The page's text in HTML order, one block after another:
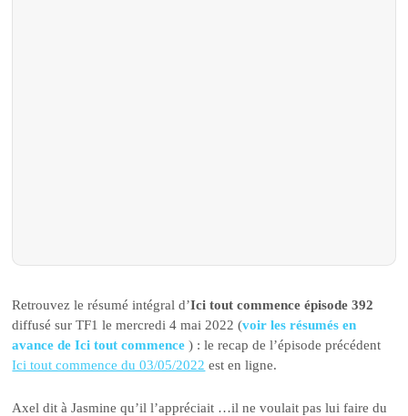
Retrouvez le résumé intégral d’Ici tout commence épisode 392
diffusé sur TF1 le mercredi 4 mai 2022 (voir les résumés en
avance de Ici tout commence) : le recap de l’épisode précédent
Ici tout commence du 03/05/2022 est en ligne.
Axel dit à Jasmine qu’il l’appréciait …il ne voulait pas lui faire du